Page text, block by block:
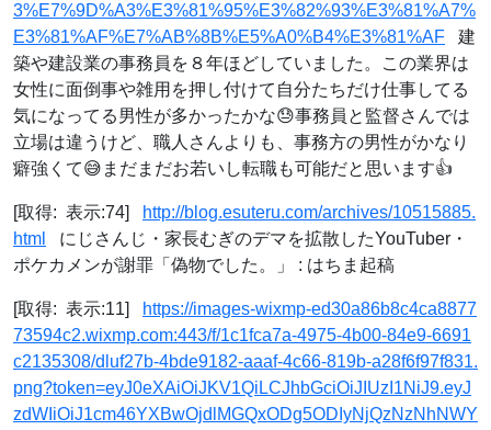
3%E7%9D%A3%E3%81%95%E3%82%93%E3%81%A7%
E3%81%AF%E7%AB%8B%E5%A0%B4%E3%81%AF 建
築や建設業の事務員を８年ほどしていました。この業界は
女性に面倒事や雑用を押し付けて自分たちだけ仕事してる
気になってる男性が多かったかな😓事務員と監督さんでは
立場は違うけど、職人さんよりも、事務方の男性がかなり
癖強くて😅まだまだお若いし転職も可能だと思います👍
[取得: 表示:74]
http://blog.esuteru.com/archives/10515885.
html
にじさんじ・家長むぎのデマを拡散したYouTuber・
ポケカメンが謝罪「偽物でした。」 : はちま起稿
[取得: 表示:11]
https://images-wixmp-ed30a86b8c4ca8877
73594c2.wixmp.com:443/f/1c1fca7a-4975-4b00-84e9-6691
c2135308/dluf27b-4bde9182-aaaf-4c66-819b-a28f6f97f831.
png?token=eyJ0eXAiOiJKV1QiLCJhbGciOiJIUzI1NiJ9.eyJ
zdWIiOiJ1cm46YXBwOjdlMGQxODg5ODIyNjQzNzNhNWY